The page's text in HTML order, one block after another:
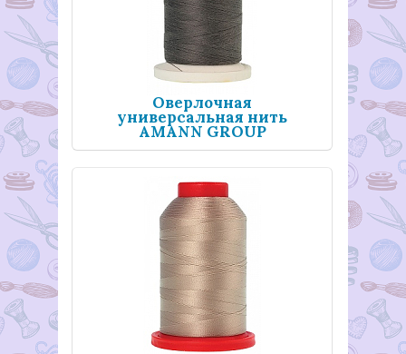
Оверлочная
универсальная нить
AMANN GROUP
METTLER, SERACOR,